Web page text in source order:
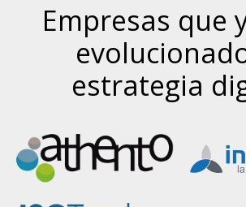
Empresas que
estrategia